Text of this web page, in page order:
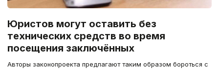
Юристов могут оставить без
технических средств во время
посещения заключённых
Авторы законопроекта предлагают таким образом бороться с